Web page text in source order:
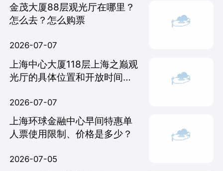
金茂大厦88层观光厅在哪里？
怎么去？怎么购票
2026-07-07
上海中心大厦118层上海之巅观
光厅的具体位置和开放时间是
2026-07-07
上海环球金融中心早间特惠单
人票使用限制、价格是多少？
2026-07-05